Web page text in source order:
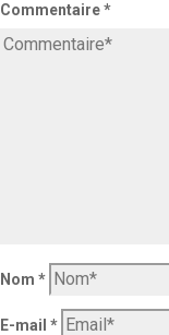
Commentaire*
Nom *
E-mail *